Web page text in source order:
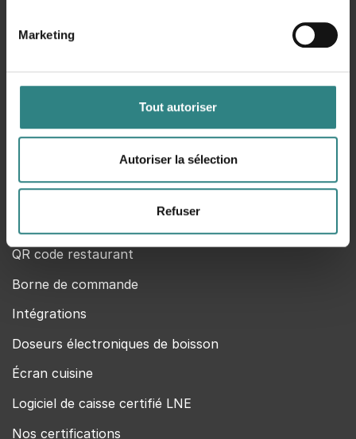
Marketing
Tout autoriser
Autoriser la sélection
Refuser
Contact
MyTrivec
Logiciel de caisse
QR code restaurant
Borne de commande
Intégrations
Doseurs électroniques de boisson
Écran cuisine
Logiciel de caisse certifié LNE
Nos certifications